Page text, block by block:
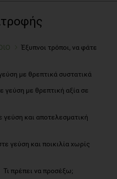
Έξυπνοι τρόποι, να φάτε
με θρεπτικά συστατικά
γεύση με θρεπτική αξία σε
γεύση και αποτελεσματική
γεύση και ποικιλία χωρίς
Τι πρέπει να προσέξω;